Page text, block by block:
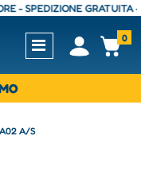
GRATUITA -
Open0
A/S